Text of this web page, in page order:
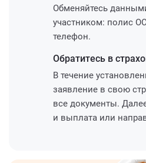
Обменяйтесь
участником: полис
телефон.
Обратитесь в
В течение
заявление в свою
все документы.
и выплата или